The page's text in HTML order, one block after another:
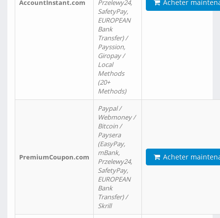
AccountInstant.com
Przelewy24,
SafetyPay,
EUROPEAN
Bank
Transfer) /
Payssion,
Giropay /
Local
Methods
(20+
Methods)
Acheter
PremiumCoupon.com
Paypal /
Webmoney /
Bitcoin /
Paysera
(EasyPay,
mBank,
Przelewy24,
SafetyPay,
EUROPEAN
Bank
Transfer) /
Skrill
Acheter